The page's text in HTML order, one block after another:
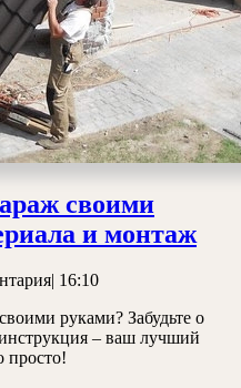
своими
и монтаж
| 16:10
руками? Забудьте о
– ваш лучший
просто!